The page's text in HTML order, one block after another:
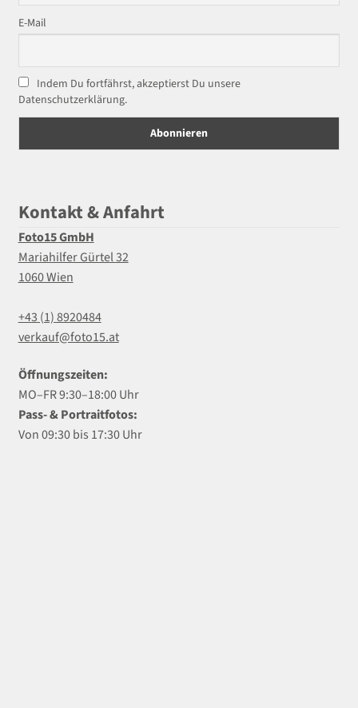
E-Mail
Indem Du fortfährst, akzeptierst Du unsere
Datenschutzerklärung.
Kontakt & Anfahrt
Foto15 GmbH
Mariahilfer Gürtel 32
1060 Wien
+43 (1) 8920484
verkauf@foto15.at
Öffnungszeiten:
MO–FR 9:30–18:00 Uhr
Pass- & Portraitfotos:
Von 09:30 bis 17:30 Uhr